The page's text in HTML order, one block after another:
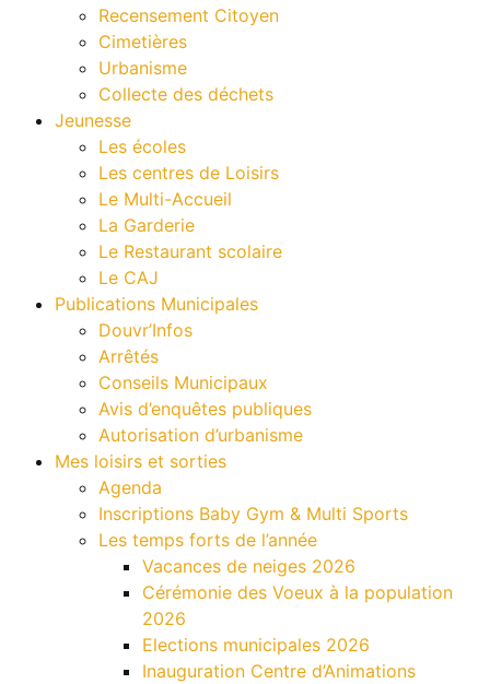
Recensement Citoyen
Cimetières
Urbanisme
Collecte des déchets
Jeunesse
Les écoles
Les centres de Loisirs
Le Multi-Accueil
La Garderie
Le Restaurant scolaire
Le CAJ
Publications Municipales
Douvr’Infos
Arrêtés
Conseils Municipaux
Avis d’enquêtes publiques
Autorisation d’urbanisme
Mes loisirs et sorties
Agenda
Inscriptions Baby Gym & Multi Sports
Les temps forts de l’année
Vacances de neiges 2026
Cérémonie des Voeux à la population
2026
Elections municipales 2026
Inauguration Centre d’Animations